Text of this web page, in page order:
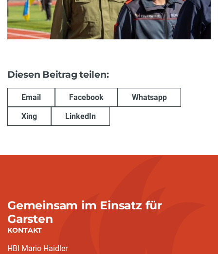
Diesen Beitrag teilen:
Email Facebook Whatsapp
Xing LinkedIn
Gemeinsam im Einsatz für
Garsten
KONTAKT
HBI Mario Haidler